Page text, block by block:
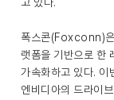
폭스콘(Foxconn)은
랫폼을 기반으로 한
가속화하고 있다. 이
엔비디아의 드라이